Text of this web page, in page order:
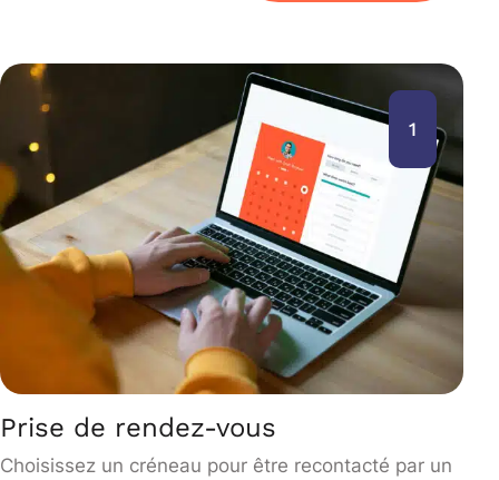
1
Prise de rendez-vous
Choisissez un créneau pour être recontacté par un